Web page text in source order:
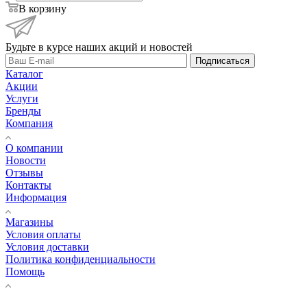
В корзину
Будьте в курсе наших акций и новостей
Подписаться
Каталог
Акции
Услуги
Бренды
Компания
О компании
Новости
Отзывы
Контакты
Информация
Магазины
Условия оплаты
Условия доставки
Политика конфиденциальности
Помощь